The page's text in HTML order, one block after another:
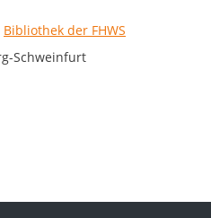
Bibliothek der FHWS
Schweinfurt